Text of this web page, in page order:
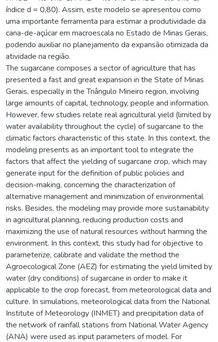
índice d = 0,80). Assim, este modelo se apresentou como
uma importante ferramenta para estimar a produtividade da
cana-de-açúcar em macroescala no Estado de Minas Gerais,
podendo auxiliar no planejamento da expansão otimizada da
atividade na região.
The sugarcane composes a sector of agriculture that has
presented a fast and great expansion in the State of Minas
Gerais, especially in the Triângulo Mineiro region, involving
large amounts of capital, technology, people and information.
However, few studies relate real agricultural yield (limited by
water availability throughout the cycle) of sugarcane to the
climatic factors characteristic of this state. In this context, the
modeling presents as an important tool to integrate the
factors that affect the yielding of sugarcane crop, which may
generate input for the definition of public policies and
decision-making, concerning the characterization of
alternative management and minimization of environmental
risks. Besides, the modeling may provide more sustainability
in agricultural planning, reducing production costs and
maximizing the use of natural resources without harming the
environment. In this context, this study had for objective to
parameterize, calibrate and validate the method the
Agroecological Zone (AEZ) for estimating the yield limited by
water (dry conditions) of sugarcane in order to make it
applicable to the crop forecast, from meteorological data and
culture. In simulations, meteorological data from the National
Institute of Meteorology (INMET) and precipitation data of
the network of rainfall stations from National Water Agency
(ANA) were used as input parameters of model. For